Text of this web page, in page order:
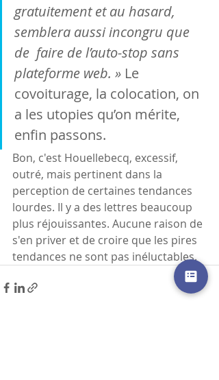
gratuitement et au hasard,
semblera aussi incongru que
de  faire de l’auto-stop sans
plateforme web. » Le
covoiturage, la colocation, on
a les utopies qu’on mérite,
enfin passons.
Bon, c'est Houellebecq, excessif,
outré, mais pertinent dans la
perception de certaines tendances
lourdes. Il y a des lettres beaucoup
plus réjouissantes. Aucune raison de
s'en priver et de croire que les pires
tendances ne sont pas inéluctables.